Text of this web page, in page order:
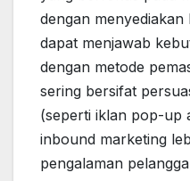
dengan
dapat menjawab
dengan metode
sering bersifat
(seperti iklan pop-up
inbound marketing
pengalaman